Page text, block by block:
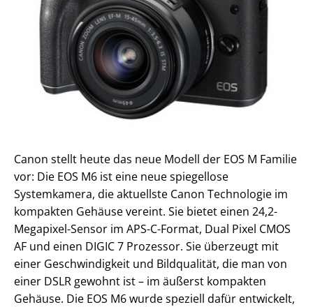
Canon stellt heute das neue Modell der EOS M Familie
vor: Die EOS M6 ist eine neue spiegellose
Systemkamera, die aktuellste Canon Technologie im
kompakten Gehäuse vereint. Sie bietet einen 24,2-
Megapixel-Sensor im APS-C-Format, Dual Pixel CMOS
AF und einen DIGIC 7 Prozessor. Sie überzeugt mit
einer Geschwindigkeit und Bildqualität, die man von
einer DSLR gewohnt ist – im äußerst kompakten
Gehäuse. Die EOS M6 wurde speziell dafür entwickelt,